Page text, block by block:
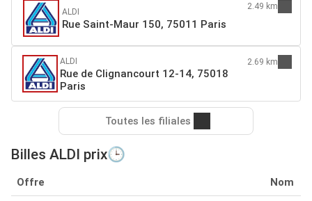
ALDI
Rue Saint-Maur 150, 75011 Paris
2.49 km
ALDI
Rue de Clignancourt 12-14, 75018
Paris
2.69 km
Toutes les filiales
Billes ALDI prix🕒
Offre Nom